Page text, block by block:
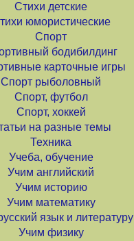
Стихи детские
юмористические
Спорт
бодибилдинг
карточные игры
Спорт рыболовный
Спорт, футбол
Спорт, хоккей
на разные темы
Техника
Учеба, обучение
Учим английский
Учим историю
Учим математику
язык и литературу
Учим физику